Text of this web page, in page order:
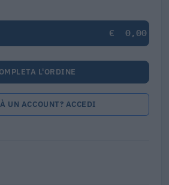
€ 0,00
L'ORDINE
UN ACCOUNT? ACCEDI